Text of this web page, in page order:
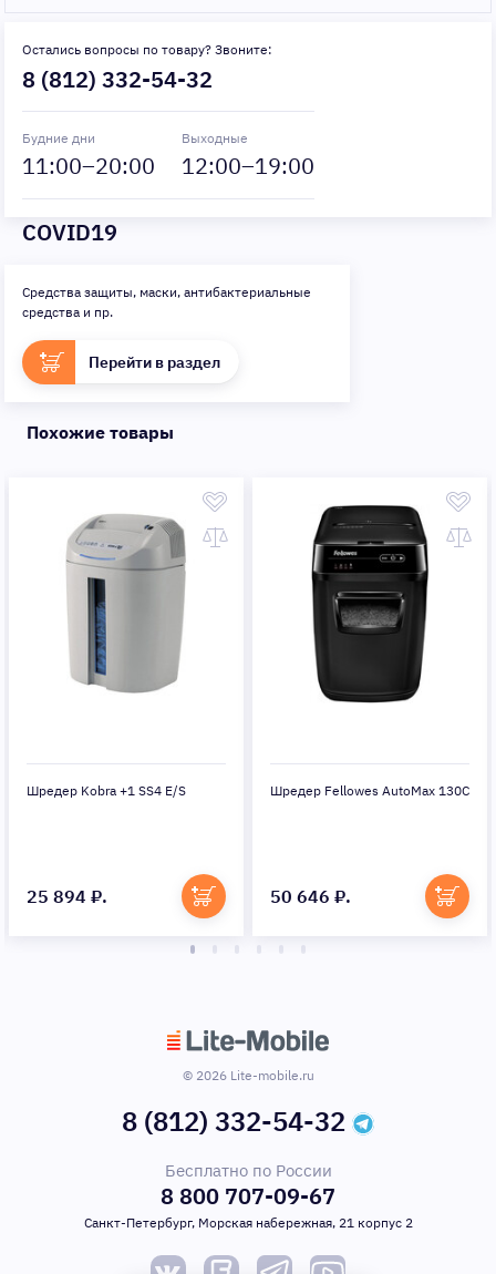
Остались вопросы по товару? Звоните:
8 (812) 332-54-32
Будние дни
11:00–20:00
Выходные
12:00–19:00
COVID19
Средства защиты, маски, антибактериальные
средства и пр.
Перейти в раздел
Похожие товары
Шредер Kobra +1 SS4 E/S
25 894 ₽.
Шредер Fellowes AutoMax 130C
50 646 ₽.
© 2026 Lite-mobile.ru
8 (812) 332-54-32
Бесплатно по России
8 800 707-09-67
Санкт-Петербург, Морская набережная, 21 корпус 2